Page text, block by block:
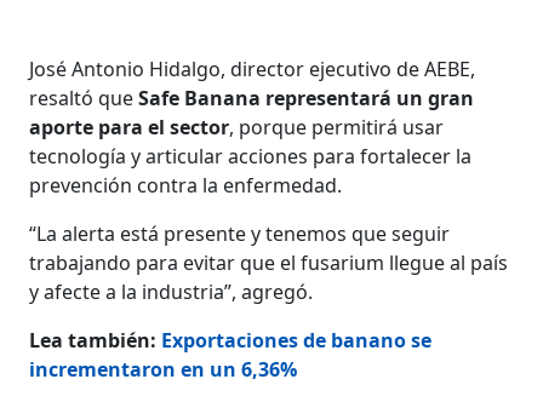
José Antonio Hidalgo, director ejecutivo de AEBE,
resaltó queSafe Banana representará un gran
aporte para el sector, porque permitirá usar
tecnología y articular acciones para fortalecer la
prevención contra la enfermedad.
“La alerta está presente y tenemos que seguir
trabajando para evitar que el fusarium llegue al país
y afecte a la industria”, agregó.
Lea también: Exportaciones de banano se
incrementaron en un 6,36%